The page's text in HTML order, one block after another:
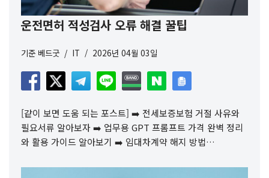
운전면허 적성검사 오류 해결 꿀팁
기준 베드굿 IT 2026년 04월 03일
[같이 보면 도움 되는 포스트] ➡️ 전세보증보험 거절 사유와
필요서류 알아보자 ➡️ 업무용 GPT 프롬프트 가격 완벽 정리
와 활용 가이드 알아보기 ➡️ 임대차계약 해지 방법…